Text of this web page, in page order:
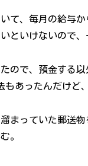
て、毎月の給与
といけないので
ので、預金する
もあったんだけど
まっていた郵送
。